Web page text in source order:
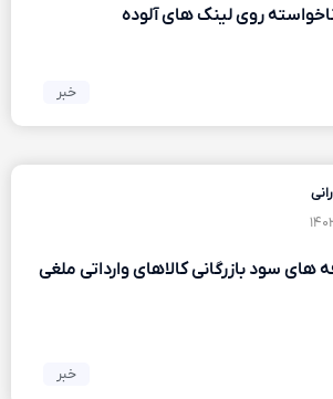
روی لینک های آلوده
خبر
۰۷
های سود بازرگانی کالاهای وارداتی ملغی
خبر